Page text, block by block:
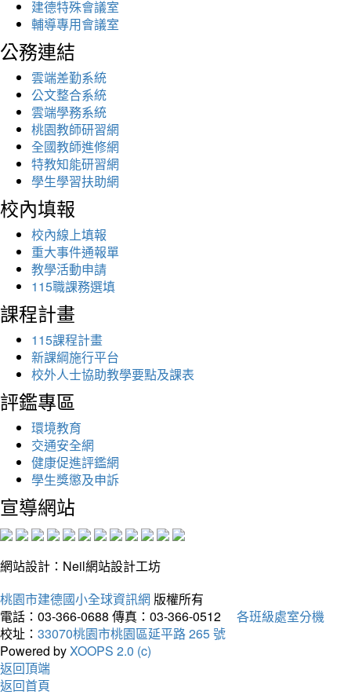
建德特殊會議室
輔導專用會議室
公務連結
雲端差勤系統
公文整合系統
雲端學務系統
桃園教師研習網
全國教師進修網
特教知能研習網
學生學習扶助網
校內填報
校內線上填報
重大事件通報單
教學活動申請
115職課務選填
課程計畫
115課程計畫
新課綱施行平台
校外人士協助教學要點及課表
評鑑專區
環境教育
交通安全網
健康促進評鑑網
學生獎懲及申訴
宣導網站
網站設計：Neil網站設計工坊
桃園市建德國小全球資訊網 版權所有
電話：03-366-0688 傳真：03-366-0512
各班級處室分機
校址： 33070桃園市桃園區延平路 265 號
Powered byXOOPS 2.0 (c)
返回頂端
返回首頁